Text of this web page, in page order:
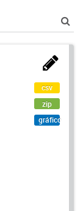
csv
zip
gráfico